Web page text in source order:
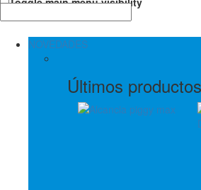
NOVEDADES
Últimos